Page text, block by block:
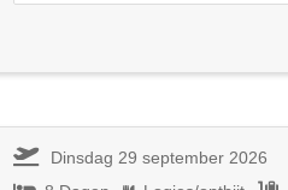
Dinsdag 29 september 2026